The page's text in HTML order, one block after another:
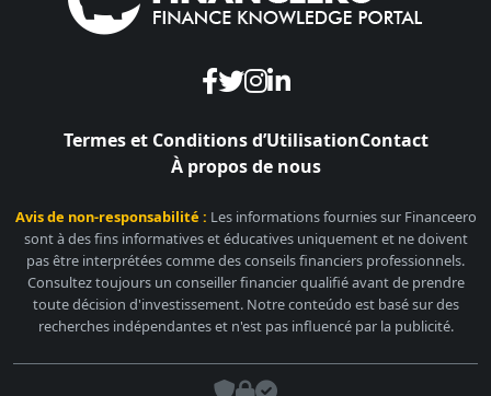
Termes et Conditions d’UtilisationContact
À propos de nous
Avis de non-responsabilité : Les informations fournies sur Financeero
sont à des fins informatives et éducatives uniquement et ne doivent
pas être interprétées comme des conseils financiers professionnels.
Consultez toujours un conseiller financier qualifié avant de prendre
toute décision d'investissement. Notre conteúdo est basé sur des
recherches indépendantes et n'est pas influencé par la publicité.